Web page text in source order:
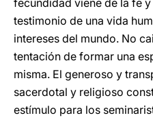
fecundidad viene de la fe
testimonio de una vida
intereses del mundo. No
tentación de formar una
misma. El generoso y
sacerdotal y religioso
estímulo para los